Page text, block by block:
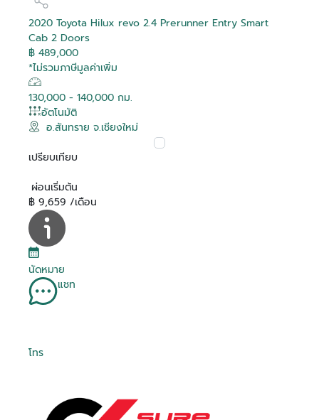
2020 Toyota Hilux revo 2.4 Prerunner Entry Smart
Cab 2 Doors
฿ 489,000
*ไม่รวมภาษีมูลค่าเพิ่ม
130,000 - 140,000 กม.
อัตโนมัติ
อ.สันทราย จ.เชียงใหม่
เปรียบเทียบ
ผ่อนเริ่มต้น
฿ 9,659 /เดือน
นัดหมาย
แชท
โทร